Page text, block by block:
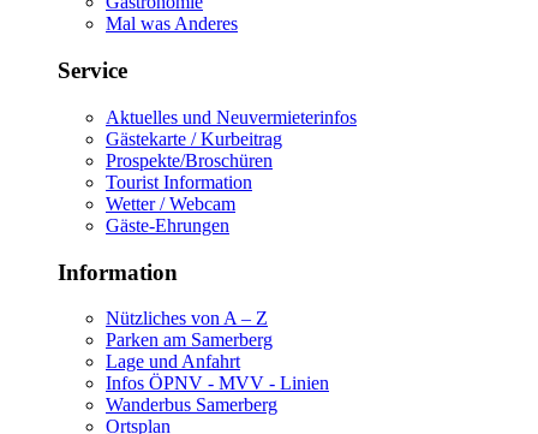
Mal was Anderes
Service
Aktuelles und Neuvermieterinfos
Gästekarte / Kurbeitrag
Prospekte/Broschüren
Tourist Information
Wetter / Webcam
Gäste-Ehrungen
Information
Nützliches von A – Z
Parken am Samerberg
Lage und Anfahrt
Infos ÖPNV - MVV - Linien
Wanderbus Samerberg
Ortsplan